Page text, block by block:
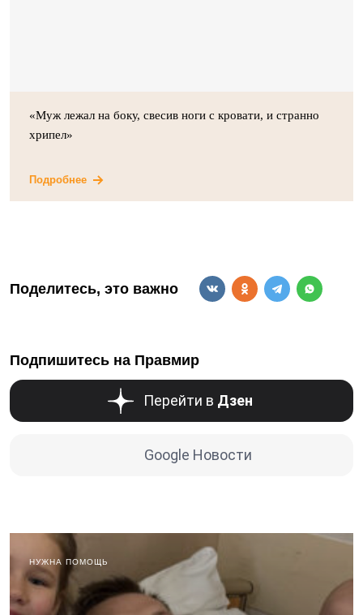
«Муж лежал на боку, свесив ноги с кровати, и странно
хрипел»
Подробнее
Поделитесь, это важно
Подпишитесь на Правмир
Перейти в Дзен
Google Новости
НУЖНА ПОМОЩЬ